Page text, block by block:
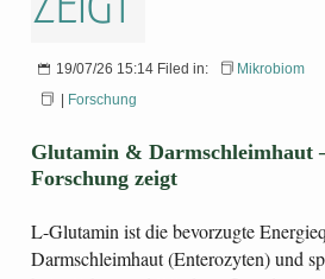
19/07/26 15:14 Filed in: Mikrobiom
| Forschung
Glutamin & Darmschleimhaut
Forschung zeigt
L-Glutamin ist die bevorzugte
Darmschleimhaut (Enterozyten) und